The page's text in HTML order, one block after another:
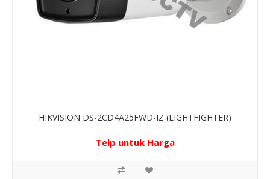
HIKVISION DS-2CD4A25FWD-IZ (LIGHTFIGHTER)
Telp untuk Harga